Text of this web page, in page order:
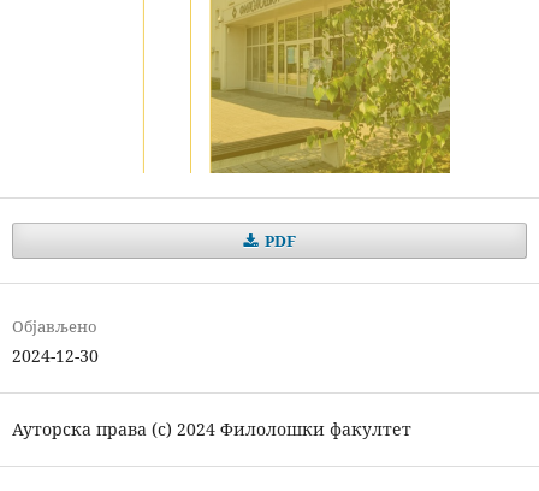
PDF
Објављено
2024-12-30
Ауторска права (c) 2024 Филолошки факултет